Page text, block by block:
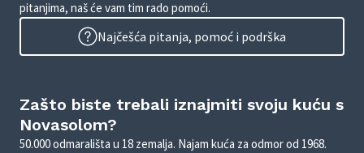
pitanjima, naš će vam tim rado pomoći.
Najčešća pitanja, pomoć i podrška
Zašto biste trebali iznajmiti svoju kuću s
Novasolom?
50.000 odmarališta u 18 zemalja. Najam kuća za odmor od 1968.